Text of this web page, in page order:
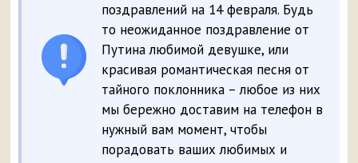
поздравлений на 14 февраля. Будь
то неожиданное поздравление от
Путина любимой девушке, или
красивая романтическая песня от
тайного поклонника – любое из них
мы бережно доставим на телефон в
нужный вам момент, чтобы
порадовать ваших любимых и